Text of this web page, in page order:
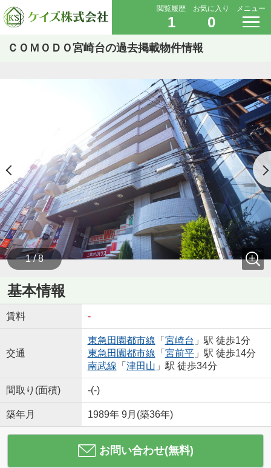
閲覧履歴
1
お気に入り
0
メニュー
ＣＯＭＯＤＯ宮崎台の過去掲載物件情報
1 / 8
基本情報
賃料 -
交通
東急田園都市線 「 宮崎台 」駅 徒歩1分
東急田園都市線 「 宮前平」駅 徒歩14分
南武線 「 津田山 」駅 徒歩34分
間取り(面積) -(-)
築年月 1989年 9月(築36年)
お問い合わせ(無料)